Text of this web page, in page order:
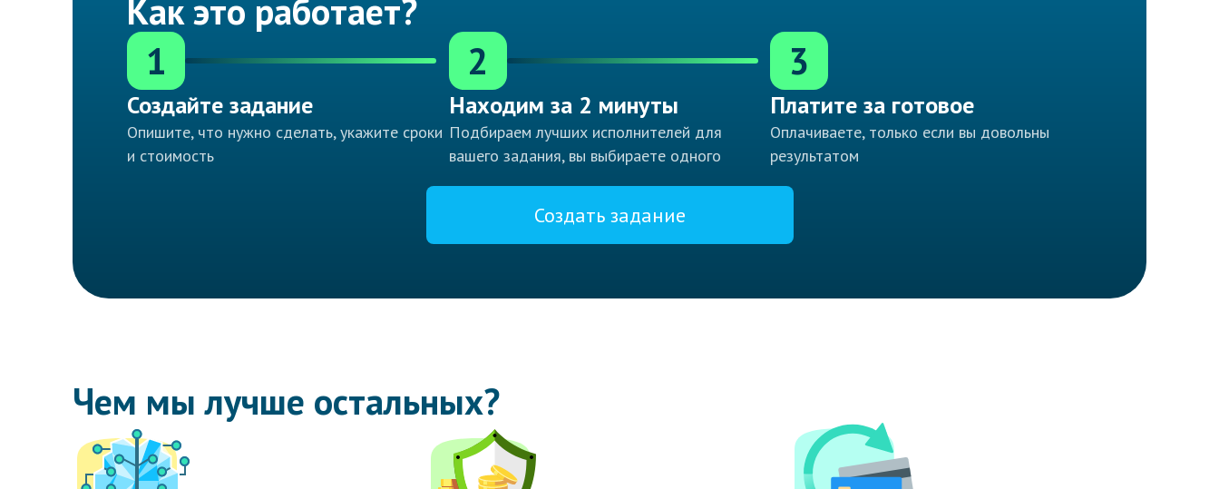
Как это работает?
1
Создайте задание
Опишите, что нужно сделать, укажите сроки
и стоимость
2
Находим за 2 минуты
Подбираем лучших исполнителей для
вашего задания, вы выбираете одного
3
Платите за готовое
Оплачиваете, только если вы довольны
результатом
Создать задание
Чем мы лучше остальных?